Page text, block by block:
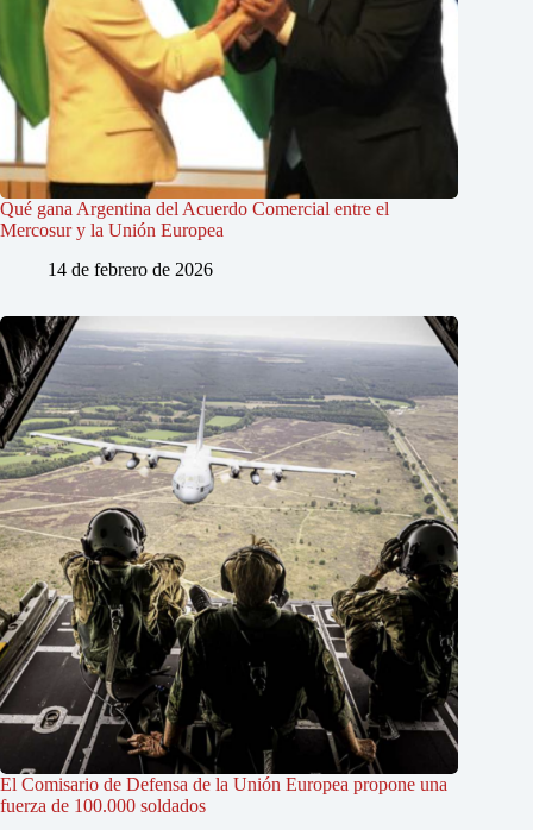
Qué gana Argentina del Acuerdo Comercial entre el
Mercosur y la Unión Europea
14 de febrero de 2026
El Comisario de Defensa de la Unión Europea propone una
fuerza de 100.000 soldados